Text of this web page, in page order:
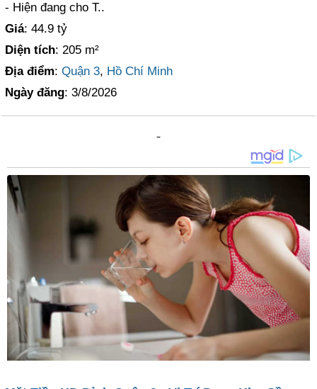
- Hiện đang cho T..
Giá: 44.9 tỷ
Diện tích: 205 m²
Địa điểm:Quận 3, Hồ Chí Minh
Ngày đăng: 3/8/2026